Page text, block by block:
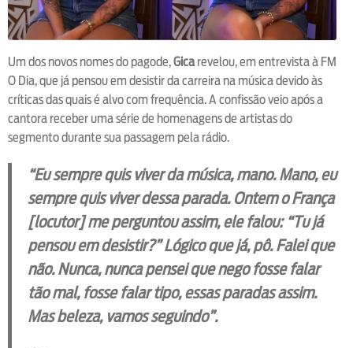
Um dos novos nomes do pagode,Gicarevelou, em entrevista à FM
O Dia, que já pensou em desistir da carreira na música devido às
críticas das quais é alvo com frequência. A confissão veio após a
cantora receber uma série de homenagens de artistas do
segmento durante sua passagem pela rádio.
“Eu sempre quis viver da música, mano. Mano, eu
sempre quis viver dessa parada. Ontem o França
[locutor] me perguntou assim, ele falou: “Tu já
pensou em desistir?” Lógico que já, pô. Falei que
não. Nunca, nunca pensei que nego fosse falar
tão mal, fosse falar tipo, essas paradas assim.
Mas beleza, vamos seguindo”.